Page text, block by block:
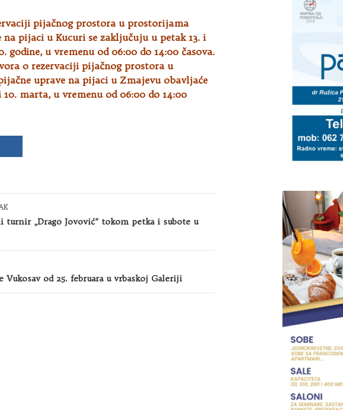
pijačnog prostora u prostorijama
na pijaci u Kucuri se zaključuju u petak 13. i
godine, u vremenu od 06:00 do 14:00 časova.
o rezervaciji pijačnog prostora u
uprave na pijaci u Zmajevu obavljaće
10. marta, u vremenu od 06:00 do 14:00
„Drago Jovović“ tokom petka i subote u
Vukosav od 25. februara u vrbaskoj Galeriji